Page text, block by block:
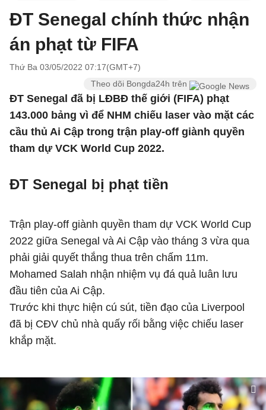
ĐT Senegal chính thức nhận
án phạt từ FIFA
Thứ Ba 03/05/2022 07:17(GMT+7)
Theo dõi Bongda24h trên
ĐT Senegal đã bị LĐBĐ thế giới (FIFA) phạt
143.000 bảng vì để NHM chiếu laser vào mặt các
cầu thủ Ai Cập trong trận play-off giành quyền
tham dự VCK World Cup 2022.
ĐT Senegal bị phạt tiền
Trận play-off giành quyền tham dự VCK World Cup
2022 giữa Senegal và Ai Cập vào tháng 3 vừa qua
phải giải quyết thắng thua trên chấm 11m.
Mohamed Salah nhận nhiệm vụ đá quả luân lưu
đầu tiên của Ai Cập.
Trước khi thực hiện cú sút, tiền đạo của Liverpool
đã bị CĐV chủ nhà quấy rối bằng việc chiếu laser
khắp mặt.